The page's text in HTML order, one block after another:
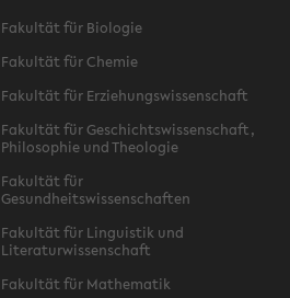
Fakultät für Biologie
Fakultät für Chemie
Fakultät für Erziehungswissenschaft
Fakultät für Geschichtswissenschaft,
Philosophie und Theologie
Fakultät für
Gesundheitswissenschaften
Fakultät für Linguistik und
Literaturwissenschaft
Fakultät für Mathematik